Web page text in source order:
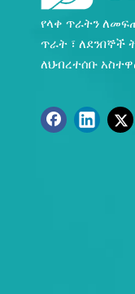
የላቀ ጥራትን
ጥራት ፣ ለደንበኞች
ለህብረተሰቡ